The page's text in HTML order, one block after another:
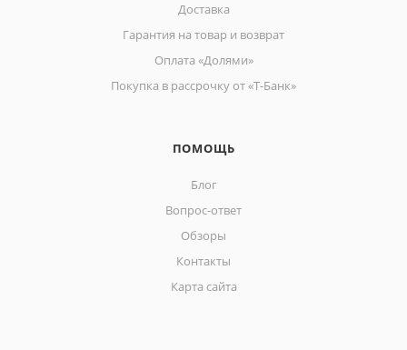
Доставка
Гарантия на товар и возврат
Оплата «Долями»
Покупка в рассрочку от «Т-Банк»
ПОМОЩЬ
Блог
Вопрос-ответ
Обзоры
Контакты
Карта сайта